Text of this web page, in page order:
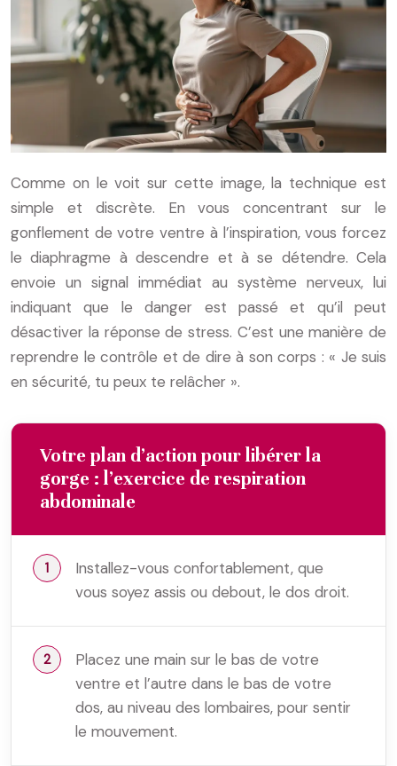
Comme on le voit sur cette image, la technique est
simple et discrète. En vous concentrant sur le
gonflement de votre ventre à l’inspiration, vous forcez
le diaphragme à descendre et à se détendre. Cela
envoie un signal immédiat au système nerveux, lui
indiquant que le danger est passé et qu’il peut
désactiver la réponse de stress. C’est une manière de
reprendre le contrôle et de dire à son corps : « Je suis
en sécurité, tu peux te relâcher ».
Votre plan d’action pour libérer la
gorge : l’exercice de respiration
abdominale
Installez-vous confortablement, que
vous soyez assis ou debout, le dos droit.
Placez une main sur le bas de votre
ventre et l’autre dans le bas de votre
dos, au niveau des lombaires, pour sentir
le mouvement.